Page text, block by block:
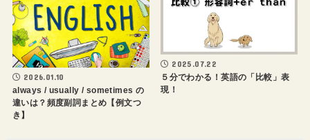
2026.01.10
always / usually / sometimes の
違いは？頻度副詞まとめ【例文つ
き】
2025.07.22
５分でわかる！英語の「比較」表
現！